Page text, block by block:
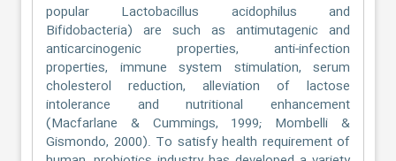
popular Lactobacillus acidophilus and
Bifidobacteria) are such as antimutagenic and
anticarcinogenic properties, anti-infection
properties, immune system stimulation, serum
cholesterol reduction, alleviation of lactose
intolerance and nutritional enhancement
(Macfarlane & Cummings, 1999; Mombelli &
Gismondo, 2000). To satisfy health requirement of